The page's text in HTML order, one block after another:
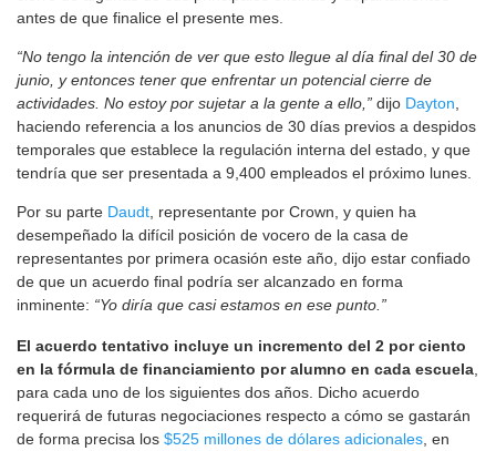
antes de que finalice el presente mes.
“No tengo la intención de ver que esto llegue al día final del 30 de
junio, y entonces tener que enfrentar un potencial cierre de
actividades. No estoy por sujetar a la gente a ello,” dijo Dayton,
haciendo referencia a los anuncios de 30 días previos a despidos
temporales que establece la regulación interna del estado, y que
tendría que ser presentada a 9,400 empleados el próximo lunes.
Por su parte Daudt, representante por Crown, y quien ha
desempeñado la difícil posición de vocero de la casa de
representantes por primera ocasión este año, dijo estar confiado
de que un acuerdo final podría ser alcanzado en forma
inminente: “Yo diría que casi estamos en ese punto.”
El acuerdo tentativo incluye un incremento del 2 por ciento
en la fórmula de financiamiento por alumno en cada escuela,
para cada uno de los siguientes dos años. Dicho acuerdo
requerirá de futuras negociaciones respecto a cómo se gastarán
de forma precisa los $525 millones de dólares adicionales, en